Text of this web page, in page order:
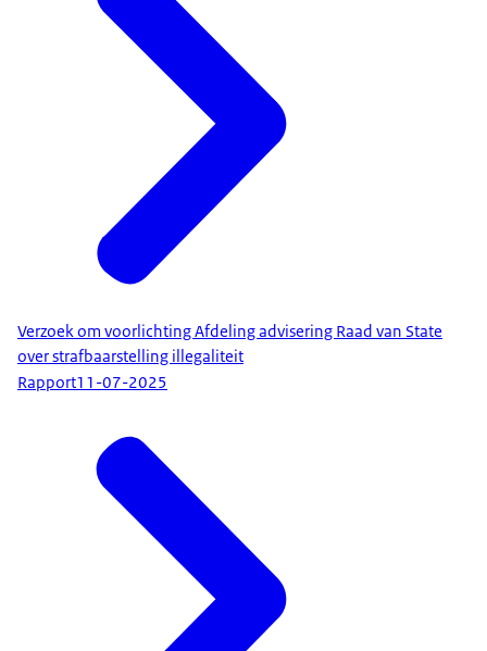
Verzoek om voorlichting Afdeling advisering Raad van State
over strafbaarstelling illegaliteit
Rapport11-07-2025